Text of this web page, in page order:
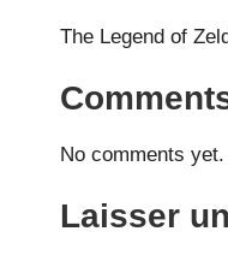
The Legend of
No comments
Laisser